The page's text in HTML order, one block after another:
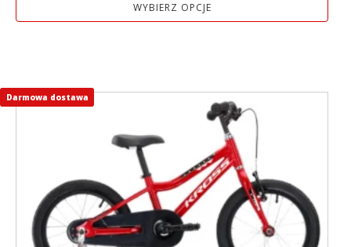
WYBIERZ OPCJE
Ten
wariantów.
Opcje
można
wybrać
Darmowa dostawa